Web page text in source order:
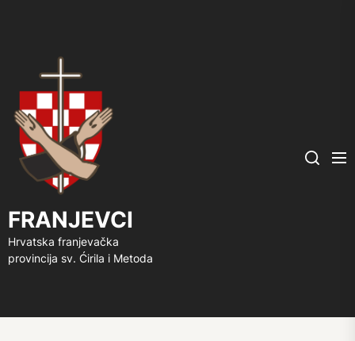
FRANJEVCI
Hrvatska franjevačka
provincija sv. Ćirila i Metoda
Search